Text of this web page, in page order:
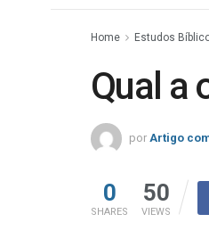
Home Estudos
Qual a
por Artigo
0
SHARES
50
VIEWS